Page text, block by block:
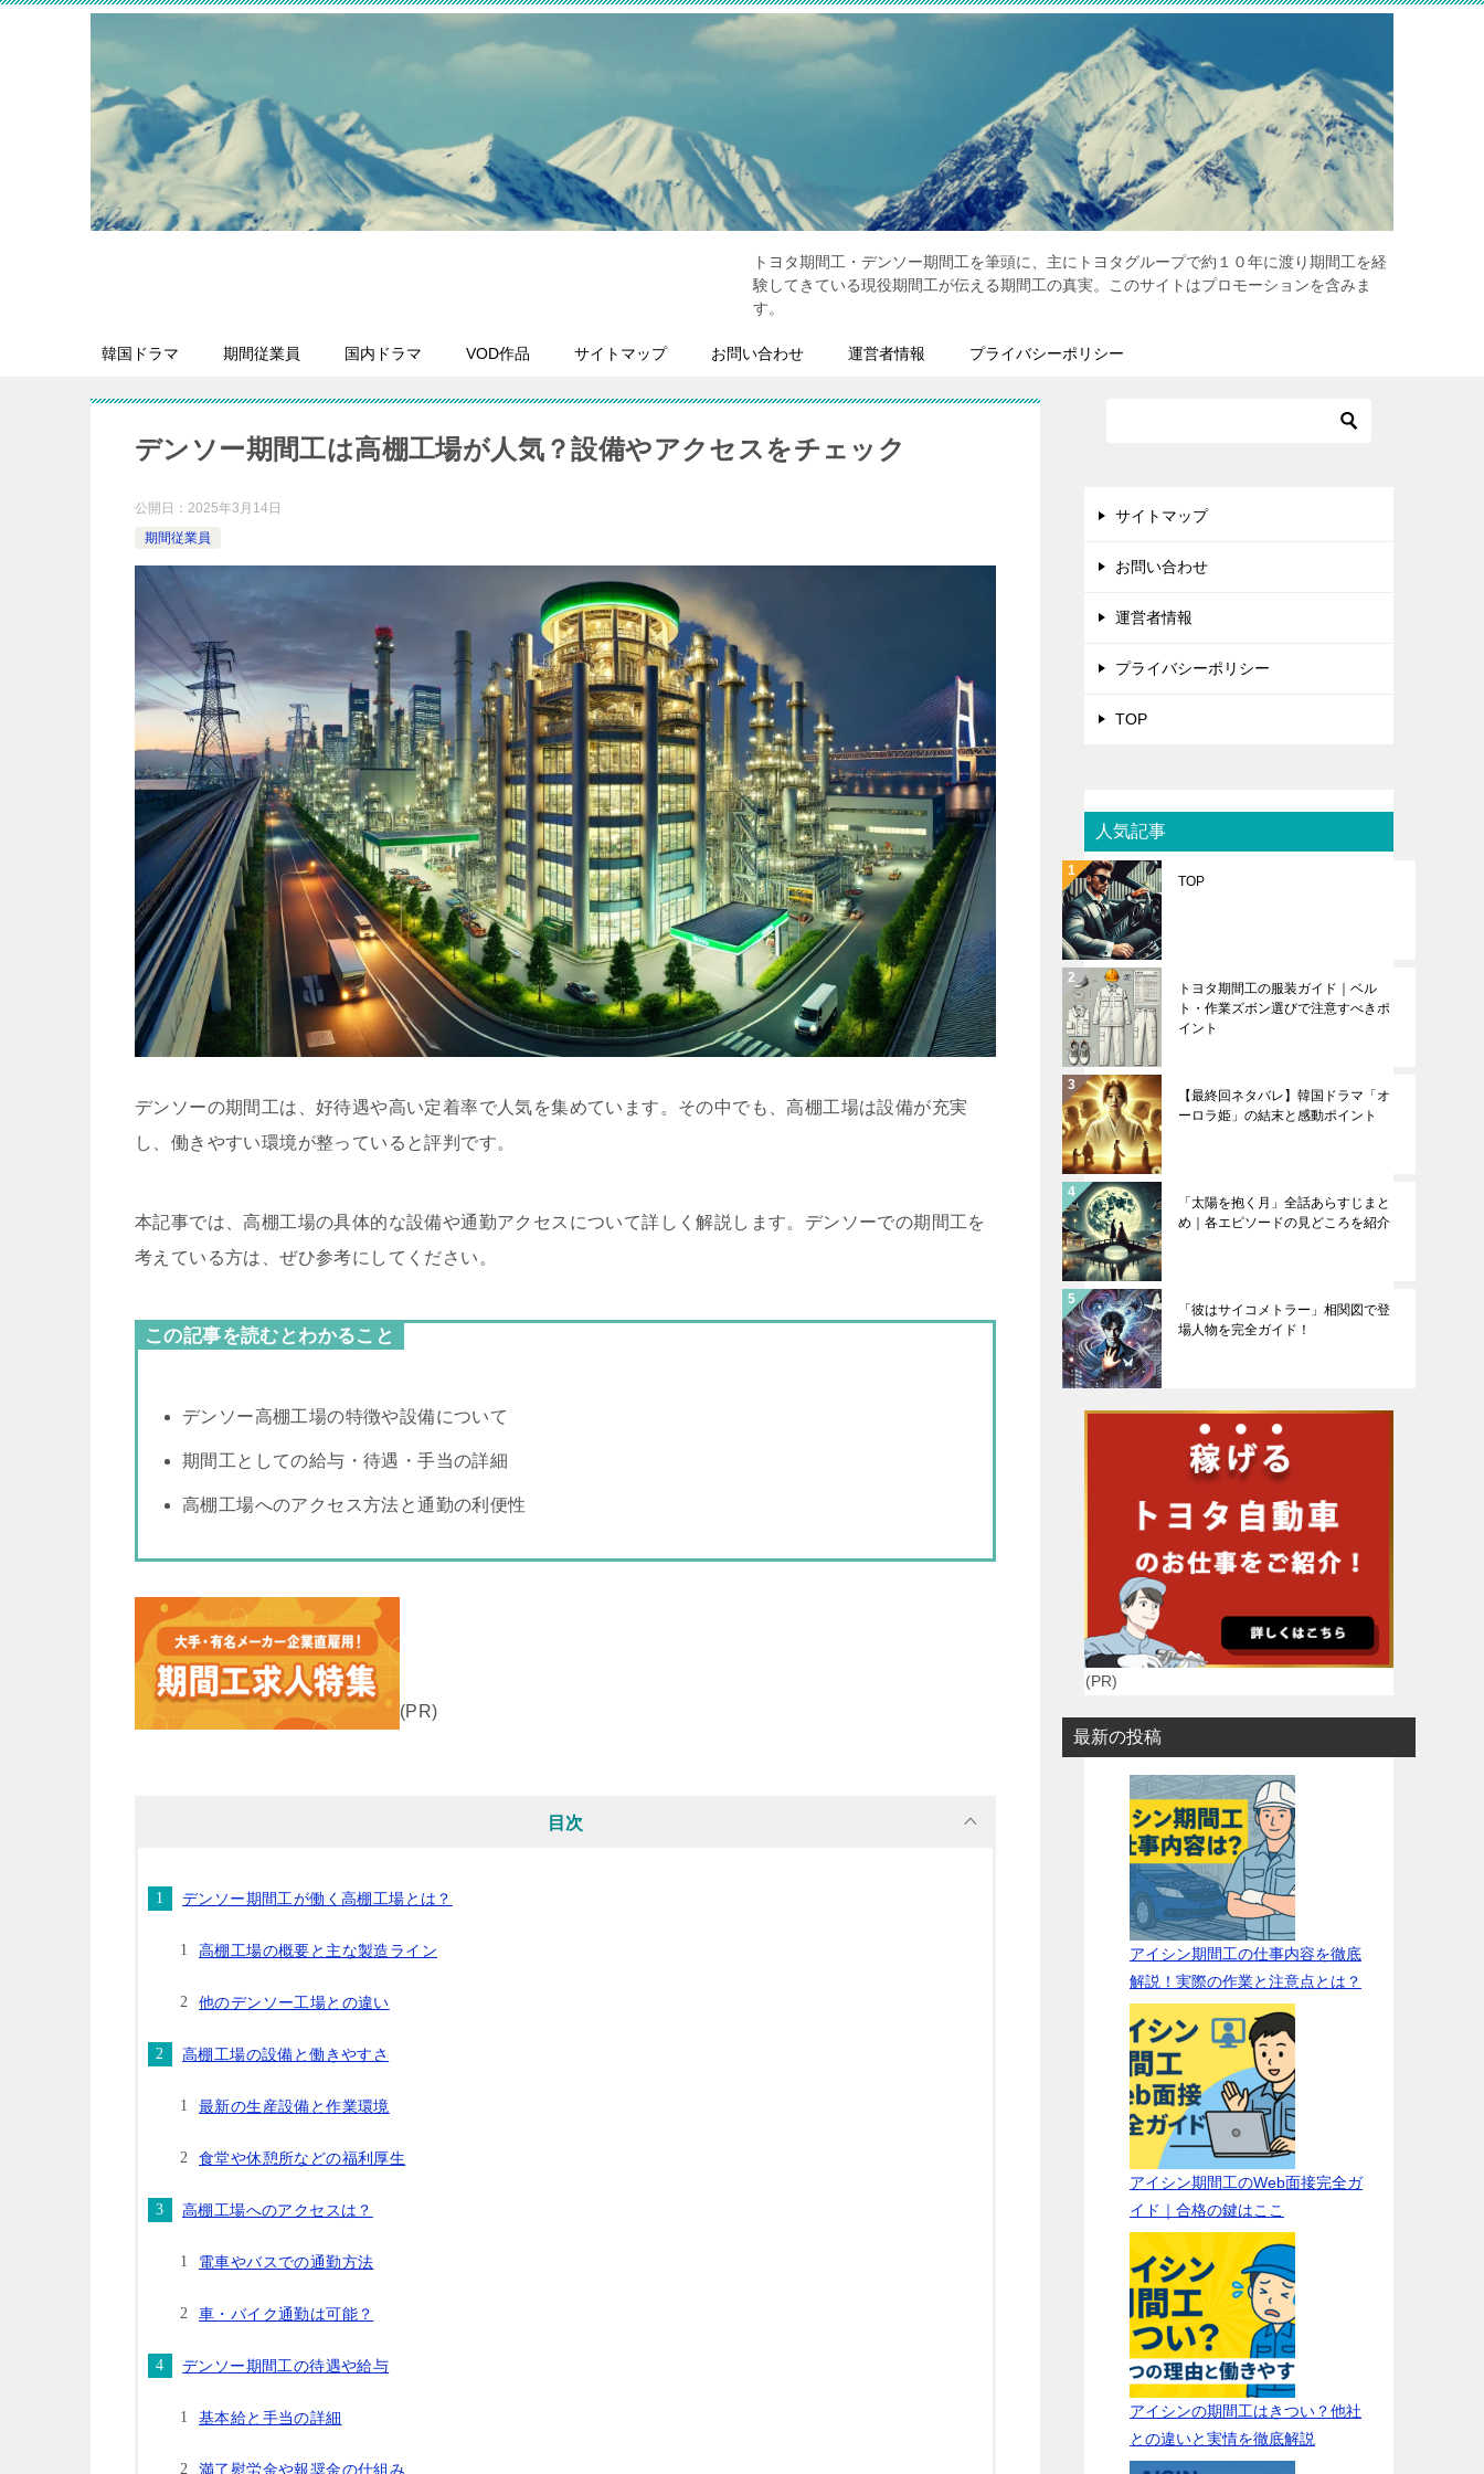
トヨタ期間工・デンソー期間工を筆頭に、主にトヨタグループで約１０年に渡り期間工を経
験してきている現役期間工が伝える期間工の真実。このサイトはプロモーションを含みま
す。
韓国ドラマ 期間従業員 国内ドラマ VOD作品 サイトマップ お問い合わせ 運営者情報 プライバシーポリシー
デンソー期間工は高棚工場が人気？設備やアクセスをチェック
公開日： 2025年3月14日
期間従業員
デンソーの期間工は、好待遇や高い定着率で人気を集めています。その中でも、高棚工場は設備が充実
し、働きやすい環境が整っていると評判です。
本記事では、高棚工場の具体的な設備や通勤アクセスについて詳しく解説します。デンソーでの期間工を
考えている方は、ぜひ参考にしてください。
この記事を読むとわかること
デンソー高棚工場の特徴や設備について
期間工としての給与・待遇・手当の詳細
高棚工場へのアクセス方法と通勤の利便性
(PR)
目次
デンソー期間工が働く高棚工場とは？
高棚工場の概要と主な製造ライン
他のデンソー工場との違い
高棚工場の設備と働きやすさ
最新の生産設備と作業環境
食堂や休憩所などの福利厚生
高棚工場へのアクセスは？
電車やバスでの通勤方法
車・バイク通勤は可能？
デンソー期間工の待遇や給与
基本給と手当の詳細
満了慰労金や報奨金の仕組み
サイトマップ
お問い合わせ
運営者情報
プライバシーポリシー
TOP
人気記事
TOP
トヨタ期間工の服装ガイド｜ベル
ト・作業ズボン選びで注意すべきポ
イント
【最終回ネタバレ】韓国ドラマ「オ
ーロラ姫」の結末と感動ポイント
「太陽を抱く月」全話あらすじまと
め｜各エピソードの見どころを紹介
「彼はサイコメトラー」相関図で登
場人物を完全ガイド！
(PR)
最新の投稿
アイシン期間工の仕事内容を徹底
解説！実際の作業と注意点とは？
アイシン期間工のWeb面接完全ガ
イド｜合格の鍵はここ
アイシンの期間工はきつい？他社
との違いと実情を徹底解説